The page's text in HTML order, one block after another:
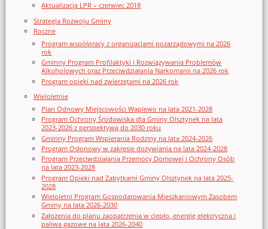
Aktualizacja LPR – czerwiec 2018
Strategia Rozwoju Gminy
Roczne
Program współpracy z organizacjami pozarządowymi na 2026
rok
Gminny Program Profilaktyki i Rozwiązywania Problemów
Alkoholowych oraz Przeciwdziałania Narkomanii na 2026 rok
Program opieki nad zwierzętami na 2026 rok
Wieloletnie
Plan Odnowy Miejscowości Waplewo na lata 2021-2028
Program Ochrony Środowiska dla Gminy Olsztynek na lata
2023-2026 z perspektywą do 2030 roku
Gminny Program Wspierania Rodziny na lata 2024-2026
Program Osłonowy w zakresie dożywiania na lata 2024-2028
Program Przeciwdziałania Przemocy Domowej i Ochrony Osób
na lata 2023-2028
Program Opieki nad Zabytkami Gminy Olsztynek na lata 2025-
2028
Wieloletni Program Gospodarowania Mieszkaniowym Zasobem
Gminy na lata 2026-2030
Założenia do planu zaopatrzenia w ciepło, energię elektryczna i
paliwa gazowe na lata 2026-2040